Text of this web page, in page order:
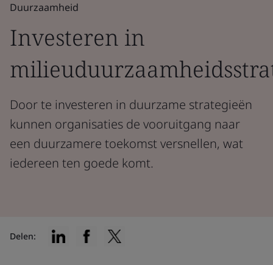
Duurzaamheid
Investeren in
Door te investeren in duurzame strategieën
kunnen organisaties de vooruitgang naar
een duurzamere toekomst versnellen, wat
iedereen ten goede komt.
Delen: